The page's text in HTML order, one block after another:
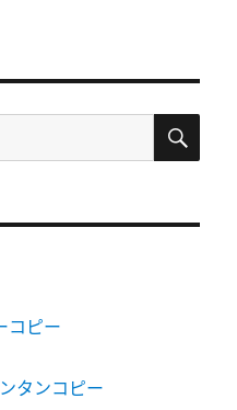
搜
コピー
タンコピー